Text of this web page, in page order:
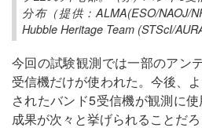
分布（提供：ALMA(ESO/NAOJ/
Hubble Heritage Team (STScI/
今回の試験観測では一部のアン
受信機だけが使われた。今後、
されたバンド5受信機が観測に
成果が次々と挙げられることだろ